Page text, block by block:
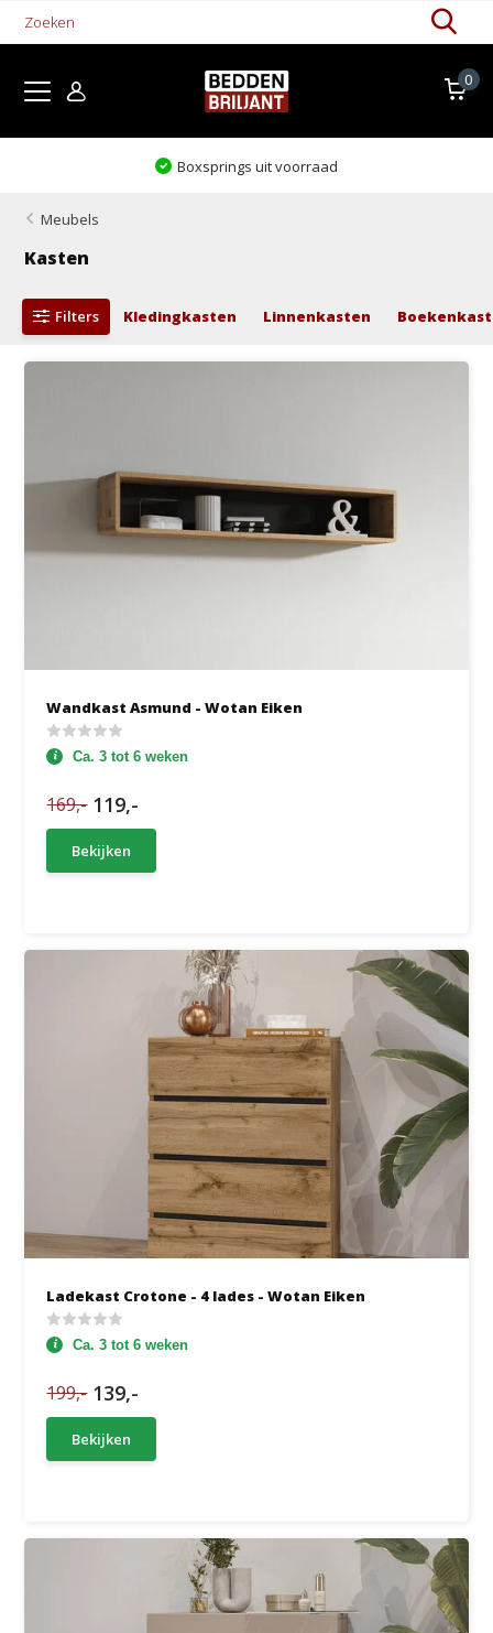
0
Levertijd 1-5 werkdagen
Meubels
Kasten
Filters Kledingkasten Linnenkasten
Wandkast Asmund - Wotan Eiken
Ca. 3 tot 6 weken
169,- 119,-
Bekijken
Ladekast Crotone - 4 lades - Wotan Eiken
Ca. 3 tot 6 weken
199,- 139,-
Bekijken